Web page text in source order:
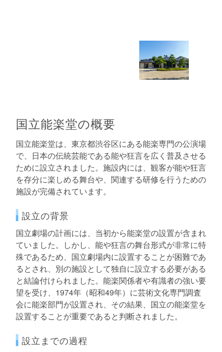
国立能楽堂の概要
国立能楽堂は、東京都渋谷区にある能楽専門の公演場
で、日本の伝統芸能である能や狂言を広く普及させる
ために設立されました。施設内には、観客が能や狂言
を存分に楽しめる舞台や、関連する研修を行うための
施設が完備されています。
設立の背景
国立劇場の計画には、当初から能楽堂の設置が含まれ
ていました。しかし、能や狂言の舞台形式が非常に特
殊であるため、国立劇場内に設置することが困難であ
るとされ、別の施設として独自に設立する必要がある
と結論付けられました。能楽関係者や有識者の強い要
望を受け、1974年（昭和49年）に芸術文化専門調査
会に能楽部門が設置され、その結果、国立の能楽堂を
設置することが重要であると判断されました。
設立までの過程